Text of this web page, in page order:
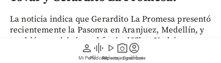
person
Mi Perfil
graphic_eq
Pódcast
play_arrow
Videos
photo_camera
Reportajes gráficos
account_circle
Suscríbete
La noticia indica que Gerardito La Promesa presentó
recientemente la Pasonva en Aranjuez, Medellín, y
también participó en el festival Vibra Urabá,
organizado por Comfama en Apartadó. En el caso de